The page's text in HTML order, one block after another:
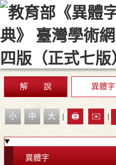
::: 最新消息 常見問題 編
顯示模式
網站導覽
解 說 異體字
小 中 大 | 🖨️ ✉️ |
異體字